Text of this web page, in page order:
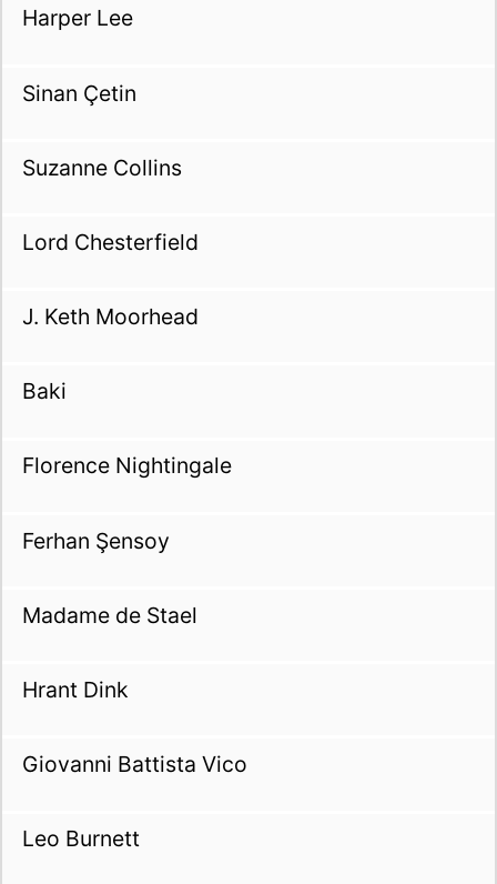
Harper Lee
Sinan Çetin
Suzanne Collins
Lord Chesterfield
J. Keth Moorhead
Baki
Florence Nightingale
Ferhan Şensoy
Madame de Stael
Hrant Dink
Giovanni Battista Vico
Leo Burnett